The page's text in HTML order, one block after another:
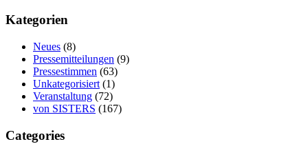
Kategorien
Neues (8)
Pressemitteilungen (9)
Pressestimmen (63)
Unkategorisiert (1)
Veranstaltung (72)
von SISTERS (167)
Categories